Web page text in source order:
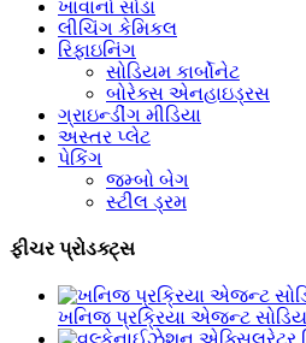
ખાવાનો સોડા
લીચિંગ કેમિકલ
રિફાઇનિંગ
સોડિયમ કાર્બોનેટ
બોરેક્સ એનહાઇડ્રસ
ગ્રાઇન્ડીંગ મીડિયા
અસ્તર પ્લેટ
પેકિંગ
જમ્બો બેગ
સ્ટીલ ડ્રમ
ફીચર પ્રોડક્ટ્સ
ખનિજ પ્રક્રિયા એજન્ટ